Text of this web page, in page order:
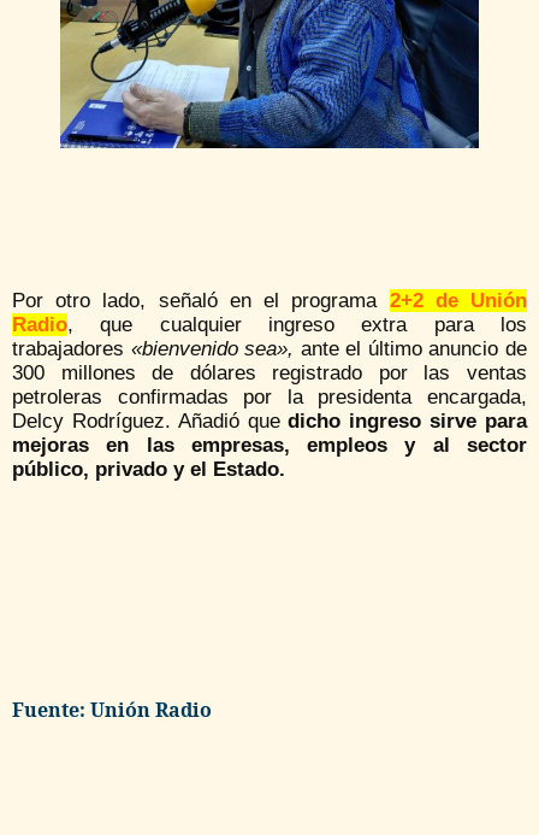
Por otro lado, señaló en el programa 2+2 de Unión
Radio, que cualquier ingreso extra para los
trabajadores «bienvenido sea», ante el último anuncio de
300 millones de dólares registrado por las ventas
petroleras confirmadas por la presidenta encargada,
Delcy Rodríguez. Añadió quedicho ingreso sirve para
mejoras en las empresas, empleos y al sector
público, privado y el Estado.
Fuente: Unión Radio